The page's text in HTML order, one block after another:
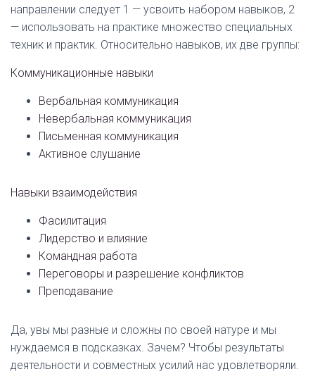
направлении следует 1 — усвоить набором навыков, 2
— использовать на практике множество специальных
техник и практик. Относительно навыков, их две группы:
Коммуникационные навыки
Вербальная коммуникация
Невербальная коммуникация
Письменная коммуникация
Активное слушание
Навыки взаимодействия
Фасилитация
Лидерство и влияние
Командная работа
Переговоры и разрешение конфликтов
Преподавание
Да, увы мы разные и сложны по своей натуре и мы
нуждаемся в подсказках. Зачем? Чтобы результаты
деятельности и совместных усилий нас удовлетворяли.